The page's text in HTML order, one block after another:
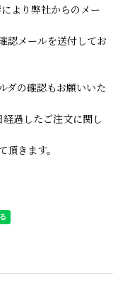
より弊社からのメー
認メールを送付してお
ダの確認もお願いいた
過したご注文に関し
きます。